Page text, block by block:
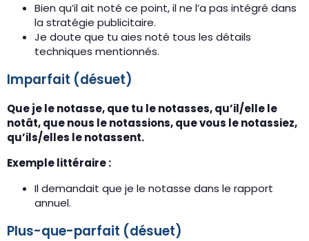
Bien qu’il ait noté ce point, il ne l’a pas intégré dans
la stratégie publicitaire.
Je doute que tu aies noté tous les détails
techniques mentionnés.
Imparfait (désuet)
Que je le notasse, que tu le notasses, qu’il/elle le
notât, que nous le notassions, que vous le notassiez,
qu’ils/elles le notassent.
Exemple littéraire :
Il demandait que je le notasse dans le rapport
annuel.
Plus-que-parfait (désuet)